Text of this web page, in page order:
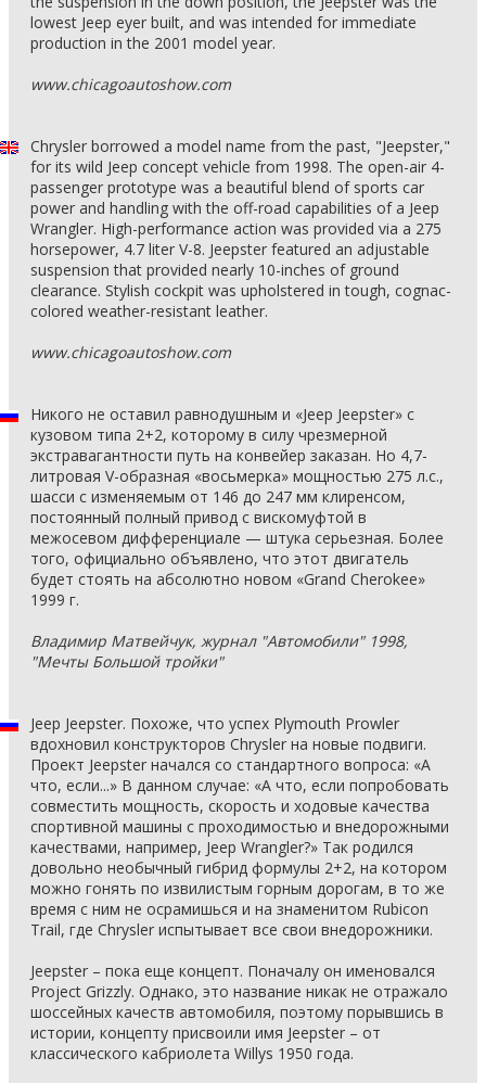
lowest Jeep eyer built, and was intended for immediate
production in the 2001 model year.
www.chicagoautoshow.com
Chrysler borrowed a model name from the past, "Jeepster,"
for its wild Jeep concept vehicle from 1998. The open-air 4-
passenger prototype was a beautiful blend of sports car
power and handling with the off-road capabilities of a Jeep
Wrangler. High-performance action was provided via a 275
horsepower, 4.7 liter V-8. Jeepster featured an adjustable
suspension that provided nearly 10-inches of ground
clearance. Stylish cockpit was upholstered in tough, cognac-
colored weather-resistant leather.
www.chicagoautoshow.com
Никого не оставил равнодушным и «Jeep Jeepster» с
кузовом типа 2+2, которому в силу чрезмерной
экстравагантности путь на конвейер заказан. Но 4,7-
литровая V-образная «восьмерка» мощностью 275 л.с.,
шасси с изменяемым от 146 до 247 мм клиренсом,
постоянный полный привод с вискомуфтой в
межосевом дифференциале — штука серьезная. Более
того, официально объявлено, что этот двигатель
будет стоять на абсолютно новом «Grand Cherokee»
1999 г.
Владимир Матвейчук, журнал "Автомобили" 1998,
"Мечты Большой тройки"
Jeep Jeepster. Похоже, что успех Plymouth Prowler
вдохновил конструкторов Chrysler на новые подвиги.
Проект Jeepster начался со стандартного вопроса: «А
что, если...» В данном случае: «А что, если попробовать
совместить мощность, скорость и ходовые качества
спортивной машины с проходимостью и внедорожными
качествами, например, Jeep Wrangler?» Так родился
довольно необычный гибрид формулы 2+2, на котором
можно гонять по извилистым горным дорогам, в то же
время с ним не осрамишься и на знаменитом Rubicon
Trail, где Chrysler испытывает все свои внедорожники.
Jeepster – пока еще концепт. Поначалу он именовался
Project Grizzly. Однако, это название никак не отражало
шоссейных качеств автомобиля, поэтому порывшись в
истории, концепту присвоили имя Jeepster – от
классического кабриолета Willys 1950 года.